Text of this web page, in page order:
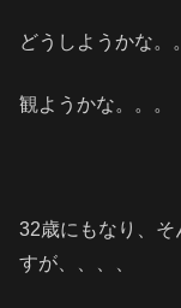
どうしようかな。
観ようかな。。。
32歳にもなり、
すが、、、、